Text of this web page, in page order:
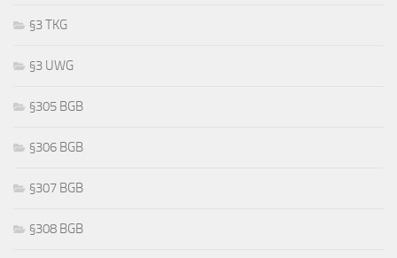
§3 TKG
§3 UWG
§305 BGB
§306 BGB
§307 BGB
§308 BGB